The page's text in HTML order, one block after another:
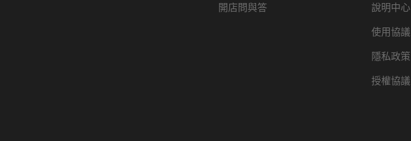
開店問與答
說明中心
使用協議
隱私政策
授權協議